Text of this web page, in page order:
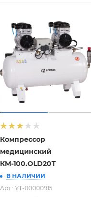
Компрессор
медицинский
КМ-100.OLD20Т
В НАЛИЧИИ
Арт.: УТ-00000915